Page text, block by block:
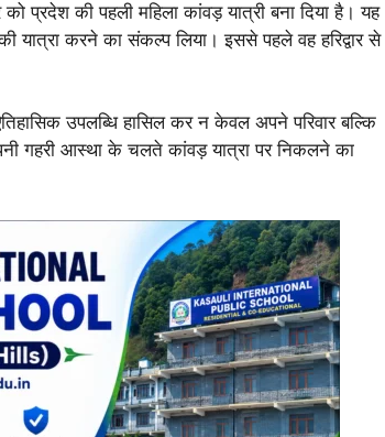
प्रदेश की पहली महिला कांवड़ यात्री बना दिया है। यह
करने का संकल्प लिया। इससे पहले वह हरिद्वार से
उपलब्धि हासिल कर न केवल अपने परिवार बल्कि
गहरी आस्था के चलते कांवड़ यात्रा पर निकलने का